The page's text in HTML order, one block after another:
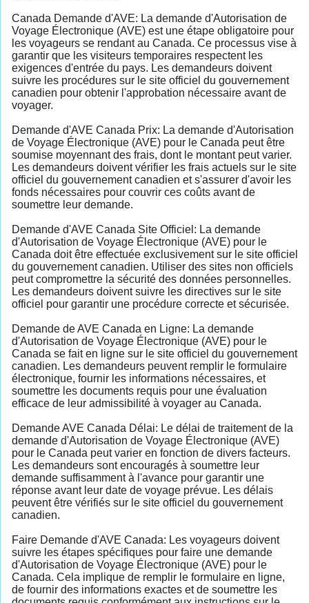
Canada Demande d'AVE: La demande d'Autorisation de
Voyage Électronique (AVE) est une étape obligatoire pour
les voyageurs se rendant au Canada. Ce processus vise à
garantir que les visiteurs temporaires respectent les
exigences d'entrée du pays. Les demandeurs doivent
suivre les procédures sur le site officiel du gouvernement
canadien pour obtenir l'approbation nécessaire avant de
voyager.
Demande d'AVE Canada Prix: La demande d'Autorisation
de Voyage Électronique (AVE) pour le Canada peut être
soumise moyennant des frais, dont le montant peut varier.
Les demandeurs doivent vérifier les frais actuels sur le site
officiel du gouvernement canadien et s'assurer d'avoir les
fonds nécessaires pour couvrir ces coûts avant de
soumettre leur demande.
Demande d'AVE Canada Site Officiel: La demande
d'Autorisation de Voyage Électronique (AVE) pour le
Canada doit être effectuée exclusivement sur le site officiel
du gouvernement canadien. Utiliser des sites non officiels
peut compromettre la sécurité des données personnelles.
Les demandeurs doivent suivre les directives sur le site
officiel pour garantir une procédure correcte et sécurisée.
Demande de AVE Canada en Ligne: La demande
d'Autorisation de Voyage Électronique (AVE) pour le
Canada se fait en ligne sur le site officiel du gouvernement
canadien. Les demandeurs peuvent remplir le formulaire
électronique, fournir les informations nécessaires, et
soumettre les documents requis pour une évaluation
efficace de leur admissibilité à voyager au Canada.
Demande AVE Canada Délai: Le délai de traitement de la
demande d'Autorisation de Voyage Électronique (AVE)
pour le Canada peut varier en fonction de divers facteurs.
Les demandeurs sont encouragés à soumettre leur
demande suffisamment à l'avance pour garantir une
réponse avant leur date de voyage prévue. Les délais
peuvent être vérifiés sur le site officiel du gouvernement
canadien.
Faire Demande d'AVE Canada: Les voyageurs doivent
suivre les étapes spécifiques pour faire une demande
d'Autorisation de Voyage Électronique (AVE) pour le
Canada. Cela implique de remplir le formulaire en ligne,
de fournir des informations exactes et de soumettre les